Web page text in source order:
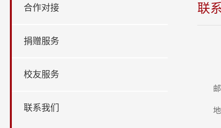
合作对接
捐赠服务
校友服务
联系我们
联